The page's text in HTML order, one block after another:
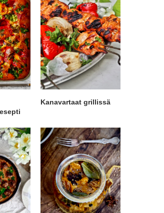
Kanavartaat grillissä